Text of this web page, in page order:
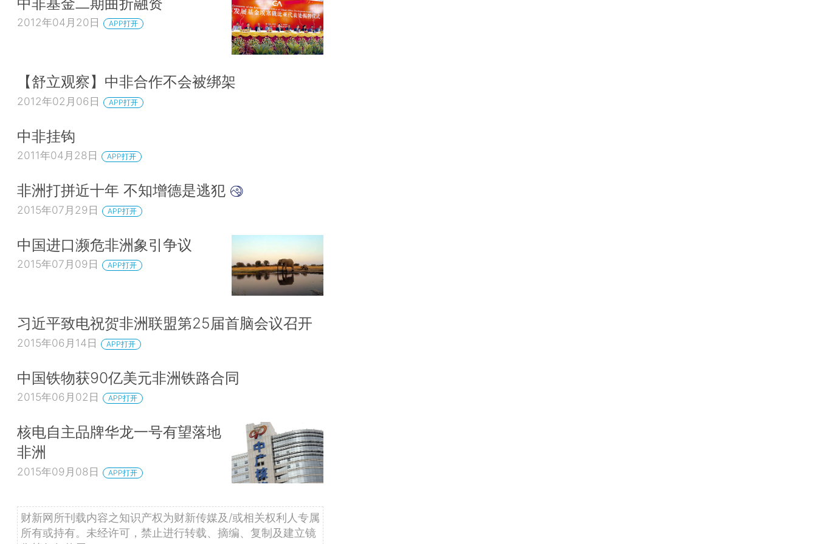
2012年04月20日 APP打开
【舒立观察】中非合作不会被绑架
2012年02月06日 APP打开
中非挂钩
2011年04月28日 APP打开
非洲打拼近十年 不知增德是逃犯
2015年07月29日 APP打开
中国进口濒危非洲象引争议
2015年07月09日 APP打开
习近平致电祝贺非洲联盟第25届首脑会议召开
2015年06月14日 APP打开
中国铁物获90亿美元非洲铁路合同
2015年06月02日 APP打开
核电自主品牌华龙一号有望落地
非洲
2015年09月08日 APP打开
财新网所刊载内容之知识产权为财新传媒及/或相关权利人专属
所有或持有。未经许可，禁止进行转载、摘编、复制及建立镜